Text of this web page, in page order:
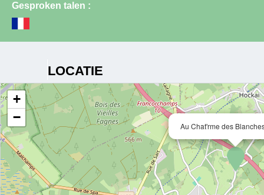
Gesproken talen :
LOCATIE
Au Chat'rme des
+
−